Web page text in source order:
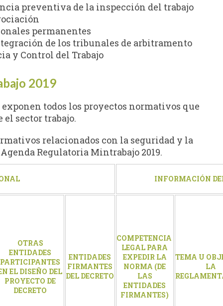
preventiva de la inspección del trabajo
permanentes
de los tribunales de arbitramento
y Control del Trabajo
2019
todos los proyectos normativos que
sector trabajo.
relacionados con la seguridad y la
Regulatoria Mintrabajo 2019.
INFORMACIÓN
OTRAS
ENTIDADES
PARTICIPANTES
EL DISEÑO DEL
PROYECTO DE
DECRETO
ENTIDADES
FIRMANTES
DEL DECRETO
COMPETENCIA
LEGAL PARA
EXPEDIR LA
NORMA (DE
LAS
ENTIDADES
FIRMANTES)
TEMA U
LA